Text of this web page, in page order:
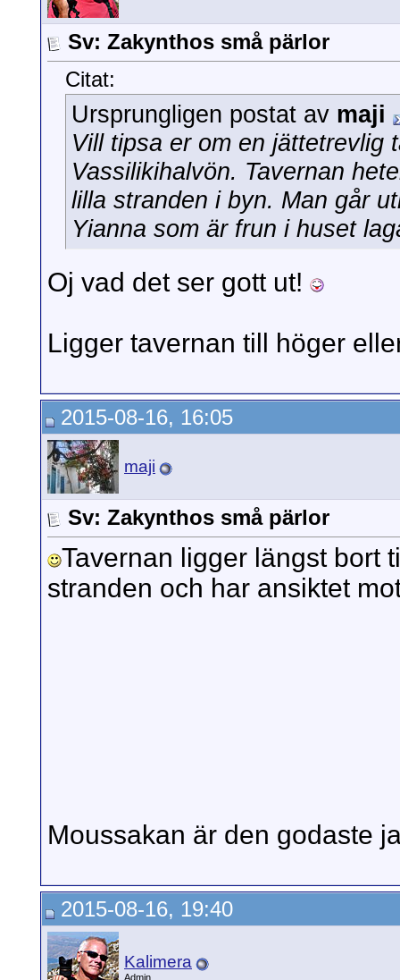
Sv: Zakynthos små pärlor
Citat:
Ursprungligen postat av maji
Vill tipsa er om en jättetrevlig
Vassilikihalvön. Tavernan
lilla stranden i byn. Man går
Yianna som är frun i huset
Oj vad det ser gott ut!
Ligger tavernan till höger
2015-08-16, 16:05
maji
Sv: Zakynthos små pärlor
Tavernan ligger längst bort
stranden och har ansiktet
Moussakan är den godaste
2015-08-16, 19:40
Kalimera
Admin